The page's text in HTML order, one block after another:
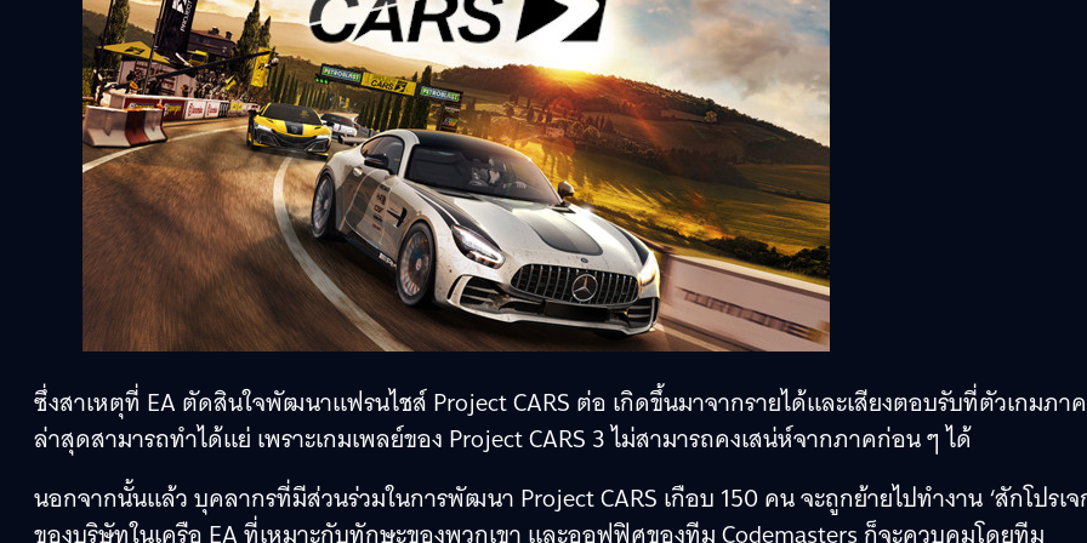
ซึ่งสาเหตุที่ EA ตัดสินใจพัฒนาแฟรนไชส์ Project CARS ต่อ เกิดขึ้นมาจากรายได้และเสียงตอบรับที่ตัวเกมภาค
ล่าสุดสามารถทำได้แย่ เพราะเกมเพลย์ของ Project CARS 3 ไม่สามารถคงเสน่ห์จากภาคก่อน ๆ ได้
นอกจากนั้นแล้ว บุคลากรที่มีส่วนร่วมในการพัฒนา Project CARS เกือบ 150 คน จะถูกย้ายไปทำงาน ‘สักโปรเจ
ของบริษัทในเครือ EA ที่เหมาะกับทักษะของพวกเขา และออฟฟิศของทีม Codemasters ก็จะควบคุมโดยทีม